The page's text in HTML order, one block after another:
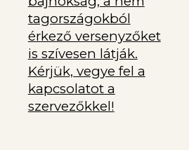
tagországokból
érkező versenyzőket
is szívesen látják.
Kérjük, vegye fel a
kapcsolatot a
szervezőkkel!